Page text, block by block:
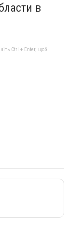
в
Ctrl + Enter, щоб